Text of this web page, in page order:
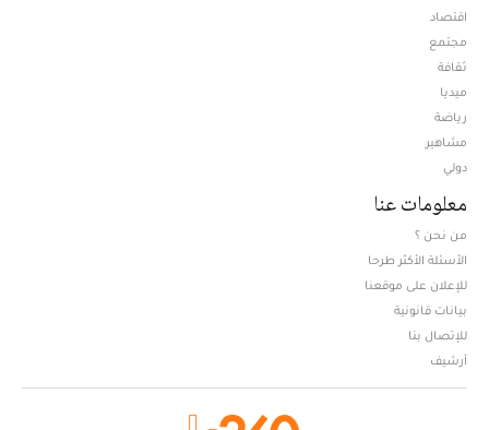
اقتصاد
مجتمع
ثقافة
ميديا
رياضة
مشاهير
دولي
معلومات عنا
من نحن ؟
الأسئلة الأكثر طرحا
للإعلان على موقعنا
بيانات قانونية
للإتصال بنا
أرشيف